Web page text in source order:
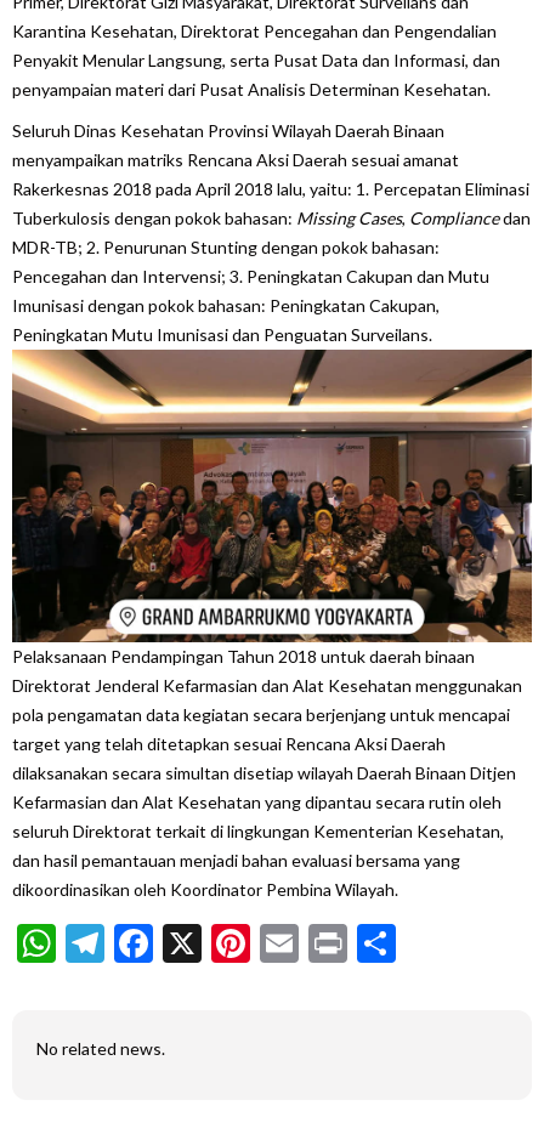
Karantina Kesehatan, Direktorat Pencegahan dan Pengendalian
Penyakit Menular Langsung, serta Pusat Data dan Informasi, dan
penyampaian materi dari Pusat Analisis Determinan Kesehatan.
Seluruh Dinas Kesehatan Provinsi Wilayah Daerah Binaan
menyampaikan matriks Rencana Aksi Daerah sesuai amanat
Rakerkesnas 2018 pada April 2018 lalu, yaitu: 1. Percepatan Eliminasi
Tuberkulosis dengan pokok bahasan: Missing Cases, Compliancedan
MDR-TB; 2. Penurunan Stunting dengan pokok bahasan:
Pencegahan dan Intervensi; 3. Peningkatan Cakupan dan Mutu
Imunisasi dengan pokok bahasan: Peningkatan Cakupan,
Peningkatan Mutu Imunisasi dan Penguatan Surveilans.
Pelaksanaan Pendampingan Tahun 2018 untuk daerah binaan
Direktorat Jenderal Kefarmasian dan Alat Kesehatan menggunakan
pola pengamatan data kegiatan secara berjenjang untuk mencapai
target yang telah ditetapkan sesuai Rencana Aksi Daerah
dilaksanakan secara simultan disetiap wilayah Daerah Binaan Ditjen
Kefarmasian dan Alat Kesehatan yang dipantau secara rutin oleh
seluruh Direktorat terkait di lingkungan Kementerian Kesehatan,
dan hasil pemantauan menjadi bahan evaluasi bersama yang
dikoordinasikan oleh Koordinator Pembina Wilayah.
WhatsApp
Telegram
Facebook
X Pinterest
Email
Print
No related news.